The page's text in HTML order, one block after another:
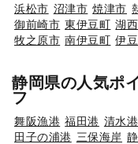
浜松市 沼津市 焼津市
御前崎市 東伊豆町 湖
牧之原市 南伊豆町 伊
静岡県の人気ポ
フ
舞阪漁港 福田港 清水港
田子の浦港 三保海岸